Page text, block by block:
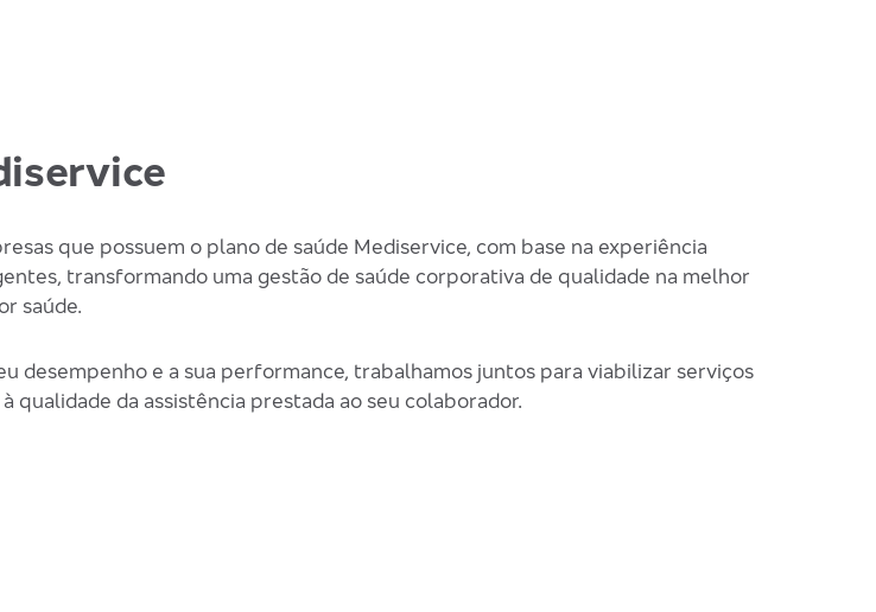
que possuem o plano de saúde Mediservice, com base na experiência
transformando uma gestão de saúde corporativa de qualidade na melhor
saúde.
desempenho e a sua performance, trabalhamos juntos para viabilizar serviços
qualidade da assistência prestada ao seu colaborador.